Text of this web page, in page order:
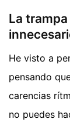
La
He visto a
pensando
carencias
no puedes